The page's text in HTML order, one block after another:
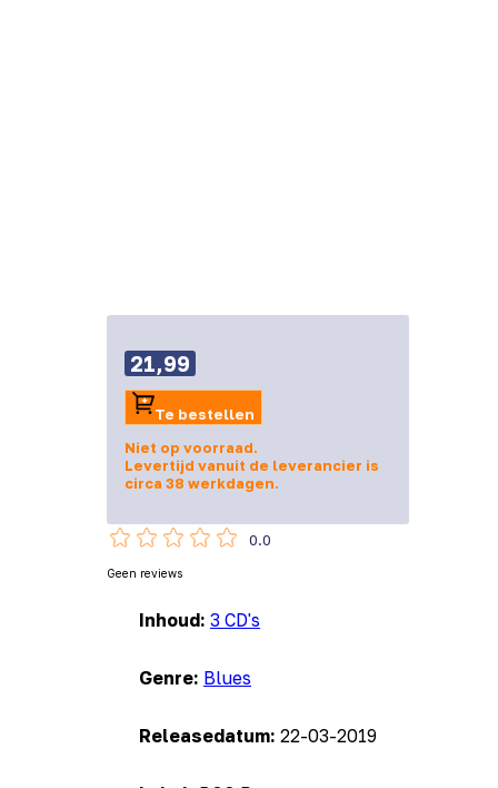
Inhoud: 3 CD's
Genre: Blues
Releasedatum: 22-03-2019
21,99
Te bestellen
Niet op voorraad.
Levertijd vanuit de leverancier is
circa 38 werkdagen.
0.0
Geen reviews